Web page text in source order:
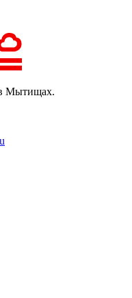
в Мытищах.